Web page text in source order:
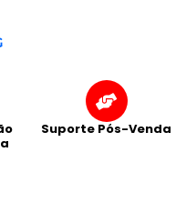
Suporte Pós-Venda